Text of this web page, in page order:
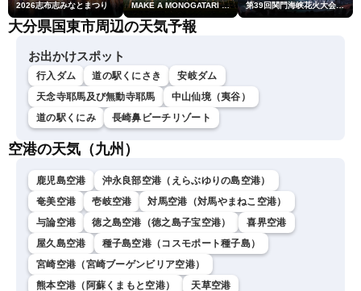
2026志布志みなとまつり MAKE A MONOGATARI 2026 第39回関門海峡花火大会(門司側)
大分県国東市周辺の天気予報
お出かけスポット
行入ダム 道の駅くにさき
安岐ダム
天念寺耶馬及び無動寺耶馬
中山仙境（夷谷）
道の駅くにみ
長崎鼻ビーチリゾート
空港の天気（九州）
鹿児島空港
沖永良部空港（えらぶゆりの島空港）
奄美空港
壱岐空港
対馬空港（対馬やまねこ空港）
与論空港
徳之島空港（徳之島子宝空港）
喜界空港
屋久島空港
種子島空港（コスモポート種子島）
宮崎空港（宮崎ブーゲンビリア空港）
熊本空港（阿蘇くまもと空港）
天草空港